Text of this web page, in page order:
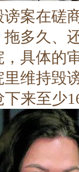
案在磋
多久、
具体的
维持毁
来至少